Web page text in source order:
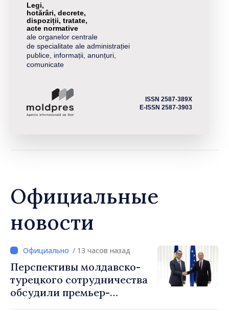
Legi,
hotărâri, decrete,
dispoziții, tratate,
acte normative
ale organelor centrale
de specialitate ale administrației
publice, informații, anunțuri,
comunicate
ISSN 2587-389X
E-ISSN 2587-3903
Официальные
новости
/ 13 часов назад
Перспективы молдавско-
турецкого сотрудничества
обсудили премьер-